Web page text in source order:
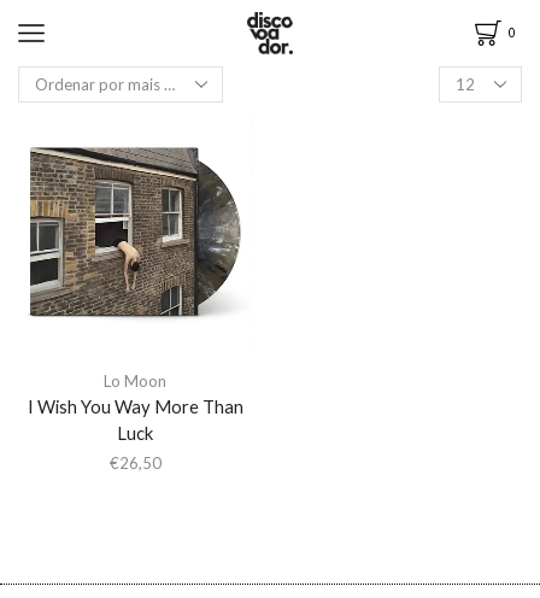
0
Lo Moon
I Wish You Way More Than
Luck
€26,50